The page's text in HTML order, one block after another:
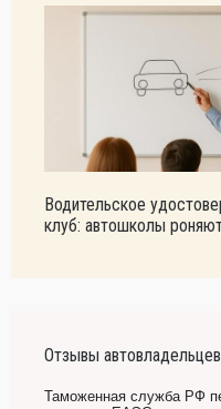
Водительское
клуб: автошколы
Отзывы автовладельцев
Таможенная служба РФ